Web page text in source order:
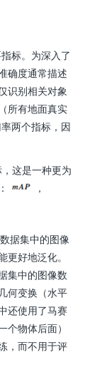
标。为深入了
确度通常描述
识别相关对象
所有地面真实
两个指标，因
这是一种更为
，
据集中的图像
好地泛化。
集中的图像数
何变换（水平
还使用了马赛
物体后面）
，而不用于评